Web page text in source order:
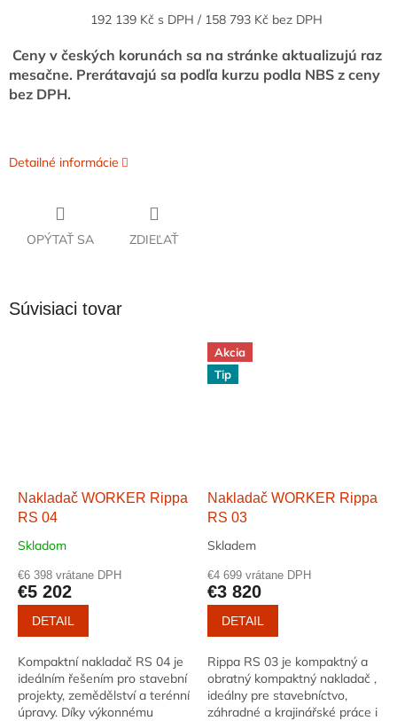
192 139 Kč s DPH / 158 793 Kč bez DPH
Ceny v českých korunách sa na stránke aktualizujú raz
mesačne. Prerátavajú sa podľa kurzu podla NBS z ceny
bez DPH.
Detailné informácie
OPÝTAŤ SA ZDIEĽAŤ
Súvisiaci tovar
Nakladač WORKER Rippa
RS 04
Skladom
€6 398 vrátane DPH
€5 202
DETAIL
Kompaktní nakladač RS 04 je
ideálním řešením pro stavební
projekty, zemědělství a terénní
úpravy. Díky výkonnému
Akcia
Tip
Nakladač WORKER Rippa
RS 03
Skladem
€4 699 vrátane DPH
€3 820
DETAIL
Rippa RS 03 je kompaktný a
obratný kompaktný nakladač ,
ideálny pre stavebníctvo,
záhradné a krajinářské práce i